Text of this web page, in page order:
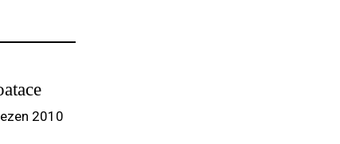
2010